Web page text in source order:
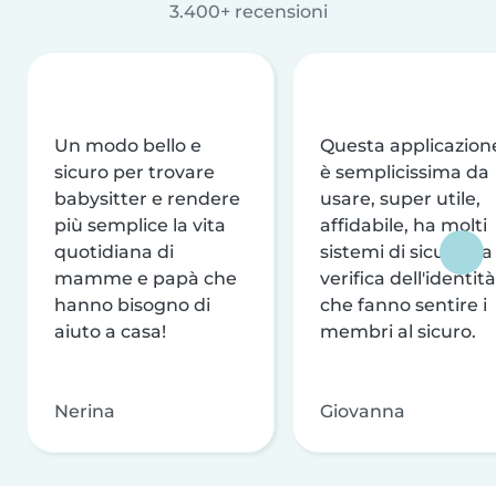
3.400+ recensioni
Un modo bello e
sicuro per trovare
babysitter e rendere
più semplice la vita
quotidiana di
mamme e papà che
hanno bisogno di
aiuto a casa!
Nerina
Questa
è semplicissima da
usare, super utile,
affidabile, ha molti
sistemi di sicurezza
verifica dell'identità
che fanno sentire i
membri al sicuro.
Giovanna